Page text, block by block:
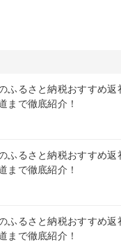
ふるさと納税おすすめ返
まで徹底紹介！
ふるさと納税おすすめ返
まで徹底紹介！
ふるさと納税おすすめ返
まで徹底紹介！